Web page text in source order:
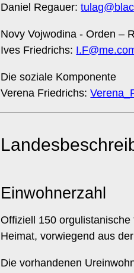
Daniel Regauer:
Novy Vojwodina - Orden –
Ives Friedrichs:
Die soziale Komponente
Verena Friedrichs:
Einwohnerzahl
Offiziell 150
Heimat, vorwiegend aus
Die vorhandenen